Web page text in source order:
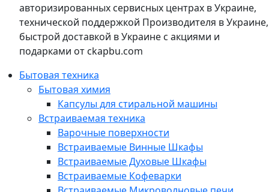
авторизированных сервисных центрах в Украине,
технической поддержкой Производителя в Украине,
быстрой доставкой в Украине с акциями и
подарками от ckapbu.com
Бытовая техника
Бытовая химия
Капсулы для стиральной машины
Встраиваемая техника
Варочные поверхности
Встраиваемые Винные Шкафы
Встраиваемые Духовые Шкафы
Встраиваемые Кофеварки